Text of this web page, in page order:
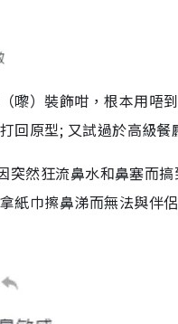
嚟）裝飾咁，根本用唔
回原型; 又試過於高級
突然狂流鼻水和鼻塞而
紙巾擦鼻涕而無法與伴